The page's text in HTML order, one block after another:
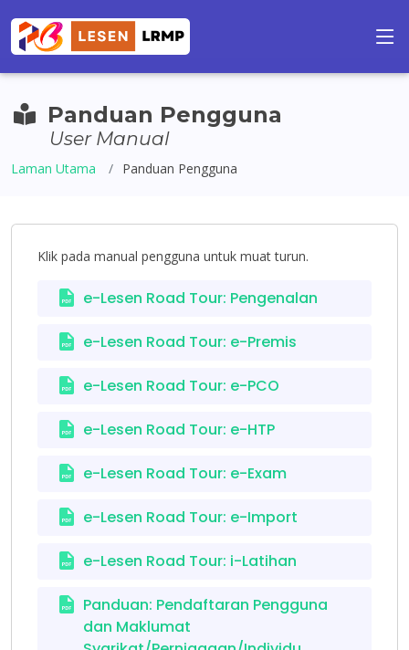
Panduan Pengguna
User Manual
Laman Utama Panduan Pengguna
Klik pada manual pengguna untuk muat turun.
e-Lesen Road Tour: Pengenalan
e-Lesen Road Tour: e-Premis
e-Lesen Road Tour: e-PCO
e-Lesen Road Tour: e-HTP
e-Lesen Road Tour: e-Exam
e-Lesen Road Tour: e-Import
e-Lesen Road Tour: i-Latihan
Panduan: Pendaftaran Pengguna
dan Maklumat